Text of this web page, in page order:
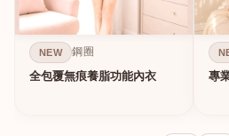
NEW 鋼圈
全包覆無痕養脂功能內衣 專